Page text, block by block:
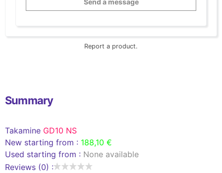
Report a product.
Summary
Takamine GD10 NS
New starting from : 188,10 €
Used starting from : None available
Reviews (0) :